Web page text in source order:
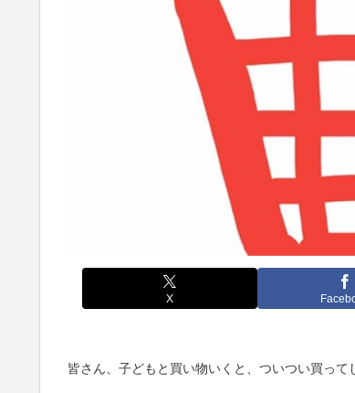
X
皆さん、子どもと買い物いくと、ついつい買って